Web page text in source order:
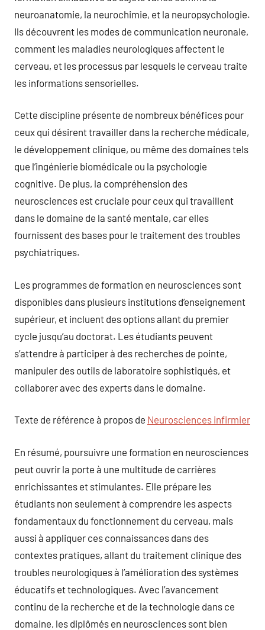
neuroanatomie, la neurochimie, et la neuropsychologie.
Ils découvrent les modes de communication neuronale,
comment les maladies neurologiques affectent le
cerveau, et les processus par lesquels le cerveau traite
les informations sensorielles.
Cette discipline présente de nombreux bénéfices pour
ceux qui désirent travailler dans la recherche médicale,
le développement clinique, ou même des domaines tels
que l’ingénierie biomédicale ou la psychologie
cognitive. De plus, la compréhension des
neurosciences est cruciale pour ceux qui travaillent
dans le domaine de la santé mentale, car elles
fournissent des bases pour le traitement des troubles
psychiatriques.
Les programmes de formation en neurosciences sont
disponibles dans plusieurs institutions d’enseignement
supérieur, et incluent des options allant du premier
cycle jusqu’au doctorat. Les étudiants peuvent
s’attendre à participer à des recherches de pointe,
manipuler des outils de laboratoire sophistiqués, et
collaborer avec des experts dans le domaine.
Texte de référence à propos de Neurosciences infirmier
En résumé, poursuivre une formation en neurosciences
peut ouvrir la porte à une multitude de carrières
enrichissantes et stimulantes. Elle prépare les
étudiants non seulement à comprendre les aspects
fondamentaux du fonctionnement du cerveau, mais
aussi à appliquer ces connaissances dans des
contextes pratiques, allant du traitement clinique des
troubles neurologiques à l’amélioration des systèmes
éducatifs et technologiques. Avec l’avancement
continu de la recherche et de la technologie dans ce
domaine, les diplômés en neurosciences sont bien